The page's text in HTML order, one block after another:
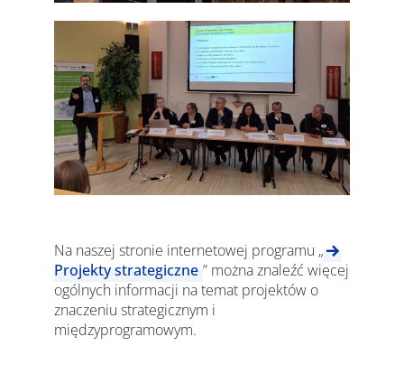
Na naszej stronie internetowej programu „
Projekty strategiczne ” można znaleźć więcej
ogólnych informacji na temat projektów o
znaczeniu strategicznym i
międzyprogramowym.